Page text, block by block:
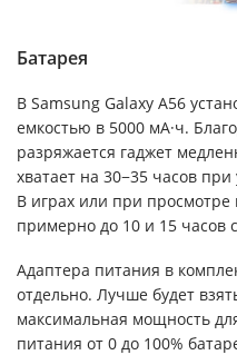
Батарея
В Samsung Galaxy A56
емкостью в 5000 мА·ч.
разряжается гаджет
хватает на 30−35 часов
В играх или при просмотре
примерно до 10 и 15 часов
Адаптера питания в
отдельно. Лучше будет
максимальная мощность
питания от 0 до 100%